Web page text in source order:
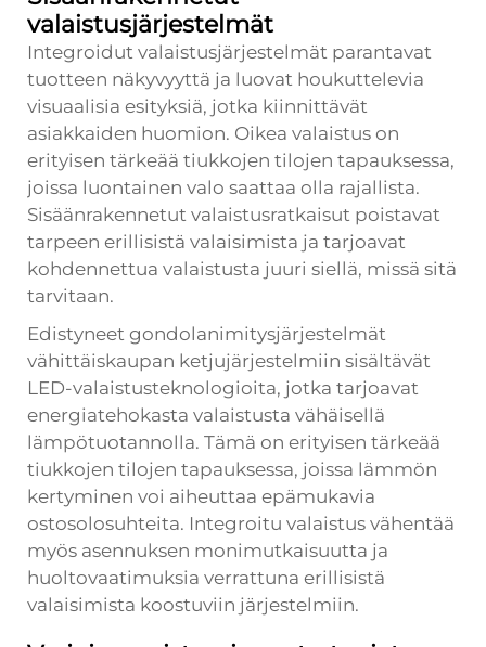
valaistusjärjestelmät
Integroidut valaistusjärjestelmät parantavat
tuotteen näkyvyyttä ja luovat houkuttelevia
visuaalisia esityksiä, jotka kiinnittävät
asiakkaiden huomion. Oikea valaistus on
erityisen tärkeää tiukkojen tilojen tapauksessa,
joissa luontainen valo saattaa olla rajallista.
Sisäänrakennetut valaistusratkaisut poistavat
tarpeen erillisistä valaisimista ja tarjoavat
kohdennettua valaistusta juuri siellä, missä sitä
tarvitaan.
Edistyneet gondolanimitysjärjestelmät
vähittäiskaupan ketjujärjestelmiin sisältävät
LED-valaistusteknologioita, jotka tarjoavat
energiatehokasta valaistusta vähäisellä
lämpötuotannolla. Tämä on erityisen tärkeää
tiukkojen tilojen tapauksessa, joissa lämmön
kertyminen voi aiheuttaa epämukavia
ostosolosuhteita. Integroitu valaistus vähentää
myös asennuksen monimutkaisuutta ja
huoltovaatimuksia verrattuna erillisistä
valaisimista koostuviin järjestelmiin.